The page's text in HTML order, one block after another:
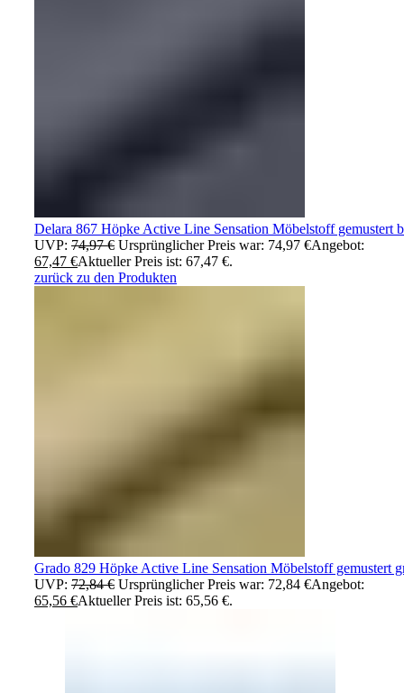
Delara 867 Höpke Active Line Sensation Möbelstoff gemustert
UVP: 74,97€ Ursprünglicher Preis war: 74,97 €Angebot:
67,47 €Aktueller Preis ist: 67,47 €.
zurück zu den Produkten
Grado 829 Höpke Active Line Sensation Möbelstoff gemustert
UVP: 72,84€ Ursprünglicher Preis war: 72,84 €Angebot:
65,56 €Aktueller Preis ist: 65,56 €.